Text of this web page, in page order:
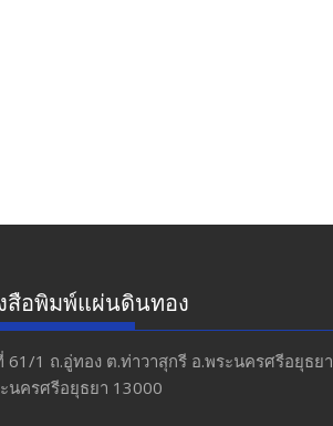
สือพิมพ์แผ่นดินทอง
61/1 ถ.อู่ทอง​ ต.​ท่าวาสุกรี​ อ.พระนครศรีอยุธยา​
นครศรีอยุธยา 13000